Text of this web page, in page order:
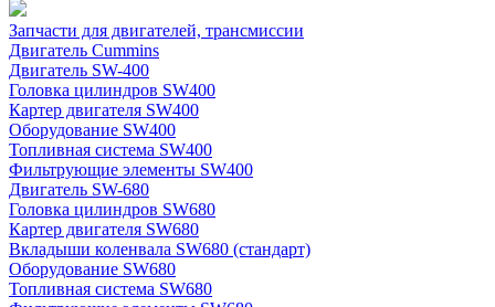
Запчасти для двигателей, трансмиссии
Двигатель Cummins
Двигатель SW-400
Головка цилиндров SW400
Картер двигателя SW400
Оборудование SW400
Топливная система SW400
Фильтрующие элементы SW400
Двигатель SW-680
Головка цилиндров SW680
Картер двигателя SW680
Вкладыши коленвала SW680 (стандарт)
Оборудование SW680
Топливная система SW680